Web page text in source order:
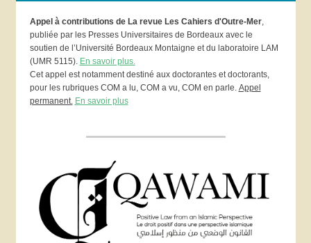
Appel à contributions de La revue Les Cahiers d'Outre-Mer,
publiée par les Presses Universitaires de Bordeaux avec le
soutien de l’Université Bordeaux Montaigne et du laboratoire LAM
(UMR 5115). En savoir plus.
Cet appel est notamment destiné aux doctorantes et doctorants,
pour les rubriques COM a lu, COM a vu, COM en parle. Appel
permanent. En savoir plus